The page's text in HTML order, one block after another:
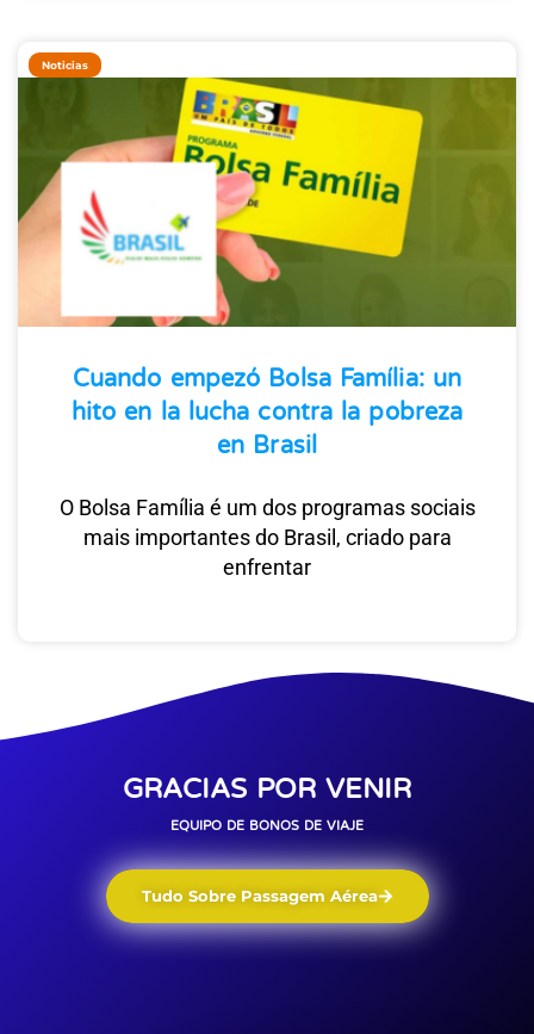
Noticias
Cuando empezó Bolsa Família: un
hito en la lucha contra la pobreza
en Brasil
O Bolsa Família é um dos programas sociais
mais importantes do Brasil, criado para
enfrentar
GRACIAS POR VENIR
EQUIPO DE BONOS DE VIAJE
Tudo Sobre Passagem Aérea